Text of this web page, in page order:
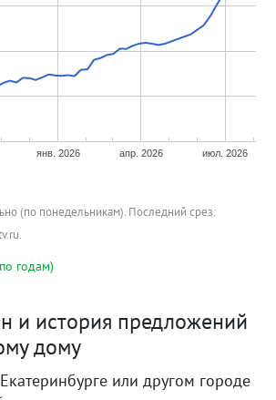
янв. 2026 апр. 2026 июл. 2026
(по понедельникам). Последний срез:
годам)
и история предложений
дому
или другом городе